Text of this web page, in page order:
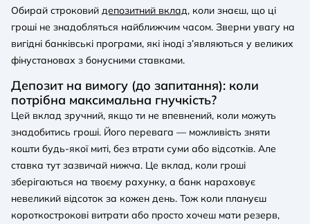
Обирай строковий депозитний вклад, коли знаєш, що ці
гроші не знадобляться найближчим часом. Зверни увагу на
вигідні банківські програми, які іноді з’являються у великих
фінустановах з бонусними ставками.
Депозит на вимогу (до запитання): коли
потрібна максимальна гнучкість?
Цей вклад зручний, якщо ти не впевнений, коли можуть
знадобитись гроші. Його перевага — можливість зняти
кошти будь-якої миті, без втрати суми або відсотків. Але
ставка тут зазвичай нижча. Це вклад, коли гроші
зберігаються на твоєму рахунку, а банк нараховує
невеликий відсоток за кожен день. Тож коли плануєш
короткострокові витрати або просто хочеш мати резерв,